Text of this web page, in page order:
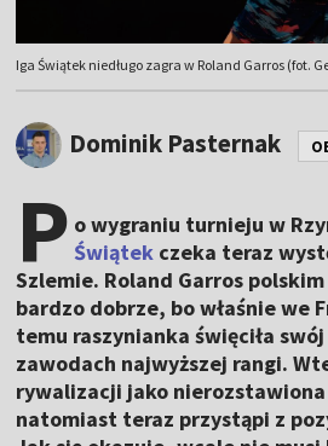
Iga Świątek niedługo zagra w Roland Garros (fot.
Dominik Pasternak
P o wygraniu turnieju w
Świątek czeka teraz
Szlemie. Roland Garros
bardzo dobrze, bo właśnie we
temu raszynianka święciła
zawodach najwyższej rangi.
rywalizacji jako
natomiast teraz przystąpi z